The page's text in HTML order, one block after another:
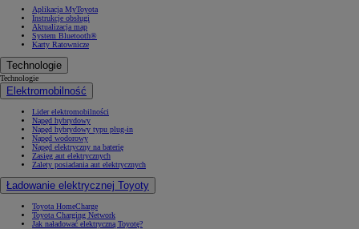
Aplikacja MyToyota
Instrukcje obsługi
Aktualizacja map
System Bluetooth®
Karty Ratownicze
Technologie
Technologie
Elektromobilność
Lider elektromobilności
Napęd hybrydowy
Napęd hybrydowy typu plug-in
Napęd wodorowy
Napęd elektryczny na baterię
Zasięg aut elektrycznych
Zalety posiadania aut elektrycznych
Ładowanie elektrycznej Toyoty
Toyota HomeCharge
Toyota Charging Network
Jak naładować elektryczną Toyotę?